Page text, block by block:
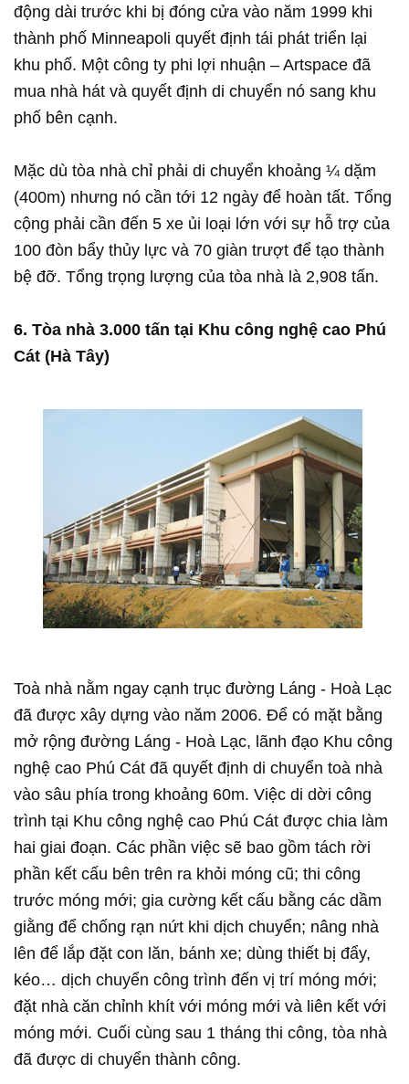
động dài trước khi bị đóng cửa vào năm 1999 khi
thành phố Minneapoli quyết định tái phát triển lại
khu phố. Một công ty phi lợi nhuận – Artspace đã
mua nhà hát và quyết định di chuyển nó sang khu
phố bên cạnh.
Mặc dù tòa nhà chỉ phải di chuyển khoảng ¼ dặm
(400m) nhưng nó cần tới 12 ngày để hoàn tất. Tổng
cộng phải cần đến 5 xe ủi loại lớn với sự hỗ trợ của
100 đòn bẩy thủy lực và 70 giàn trượt để tạo thành
bệ đỡ. Tổng trọng lượng của tòa nhà là 2,908 tấn.
6. Tòa nhà 3.000 tấn tại Khu công nghệ cao Phú
Cát (Hà Tây)
Toà nhà nằm ngay cạnh trục đường Láng - Hoà Lạc
đã được xây dựng vào năm 2006. Để có mặt bằng
mở rộng đường Láng - Hoà Lạc, lãnh đạo Khu công
nghệ cao Phú Cát đã quyết định di chuyển toà nhà
vào sâu phía trong khoảng 60m. Việc di dời công
trình tại Khu công nghệ cao Phú Cát được chia làm
hai giai đoạn. Các phần việc sẽ bao gồm tách rời
phần kết cấu bên trên ra khỏi móng cũ; thi công
trước móng mới; gia cường kết cấu bằng các dầm
giằng để chống rạn nứt khi dịch chuyển; nâng nhà
lên để lắp đặt con lăn, bánh xe; dùng thiết bị đẩy,
kéo… dịch chuyển công trình đến vị trí móng mới;
đặt nhà căn chỉnh khít với móng mới và liên kết với
móng mới. Cuối cùng sau 1 tháng thi công, tòa nhà
đã được di chuyển thành công.